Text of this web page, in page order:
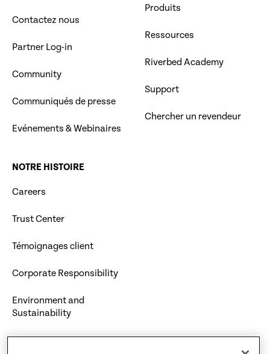
Contactez nous
Partner Log-in
Community
Communiqués de presse
Evénements & Webinaires
Produits
Ressources
Riverbed Academy
Support
Chercher un revendeur
NOTRE HISTOIRE
Careers
Trust Center
Témoignages client
Corporate Responsibility
Environment and
Sustainability